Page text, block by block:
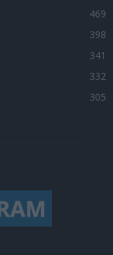
469
398
341
332
305